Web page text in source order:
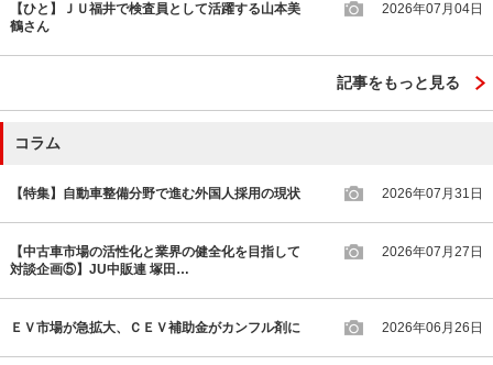
【ひと】ＪＵ福井で検査員として活躍する山本美
鶴さん
2026年07月04日
記事をもっと見る
コラム
【特集】自動車整備分野で進む外国人採用の現状 2026年07月31日
【中古車市場の活性化と業界の健全化を目指して
対談企画⑤】JU中販連 塚田…
2026年07月27日
ＥＶ市場が急拡大、ＣＥＶ補助金がカンフル剤に 2026年06月26日